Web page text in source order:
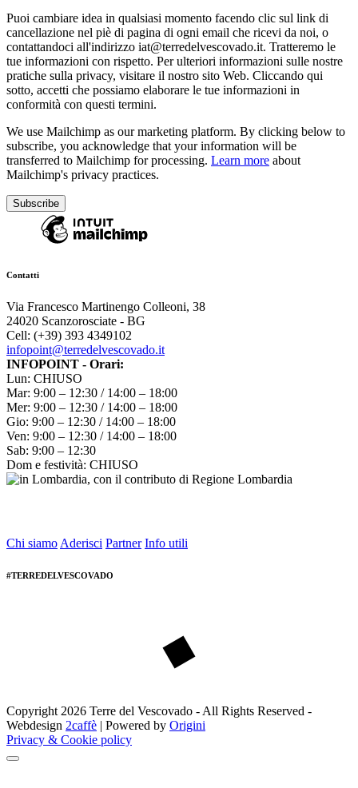
Puoi cambiare idea in qualsiasi momento facendo clic sul link di
cancellazione nel piè di pagina di ogni email che ricevi da noi, o
contattandoci all'indirizzo iat@terredelvescovado.it. Tratteremo le
tue informazioni con rispetto. Per ulteriori informazioni sulle nostre
pratiche sulla privacy, visitare il nostro sito Web. Cliccando qui
sotto, accetti che possiamo elaborare le tue informazioni in
conformità con questi termini.
We use Mailchimp as our marketing platform. By clicking below to
subscribe, you acknowledge that your information will be
transferred to Mailchimp for processing. Learn more about
Mailchimp's privacy practices.
Contatti
Via Francesco Martinengo Colleoni, 38
24020 Scanzorosciate - BG
Cell: (+39) 393 4349102
infopoint@terredelvescovado.it
INFOPOINT - Orari:
Lun: CHIUSO
Mar: 9:00 – 12:30 / 14:00 – 18:00
Mer: 9:00 – 12:30 / 14:00 – 18:00
Gio: 9:00 – 12:30 / 14:00 – 18:00
Ven: 9:00 – 12:30 / 14:00 – 18:00
Sab: 9:00 – 12:30
Dom e festività: CHIUSO
Chi siamo Aderisci Partner Info utili
#TERREDELVESCOVADO
Copyright 2026 Terre del Vescovado - All Rights Reserved -
Webdesign 2caffè | Powered by Origini
Privacy & Cookie policy